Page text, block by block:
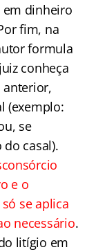
em dinheiro
fim, na
formula
conheça
anterior,
(exemplo:
se
casal).
e o
se aplica
necessário.
litígio em